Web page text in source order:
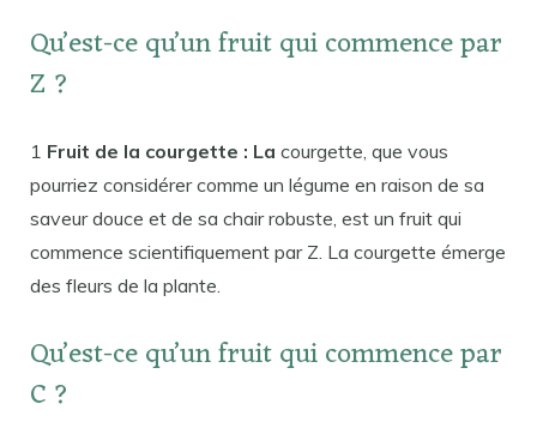
Qu’est-ce qu’un fruit qui commence par
Z ?
1 Fruit de la courgette : La courgette, que vous
pourriez considérer comme un légume en raison de sa
saveur douce et de sa chair robuste, est un fruit qui
commence scientifiquement par Z. La courgette émerge
des fleurs de la plante.
Qu’est-ce qu’un fruit qui commence par
C ?